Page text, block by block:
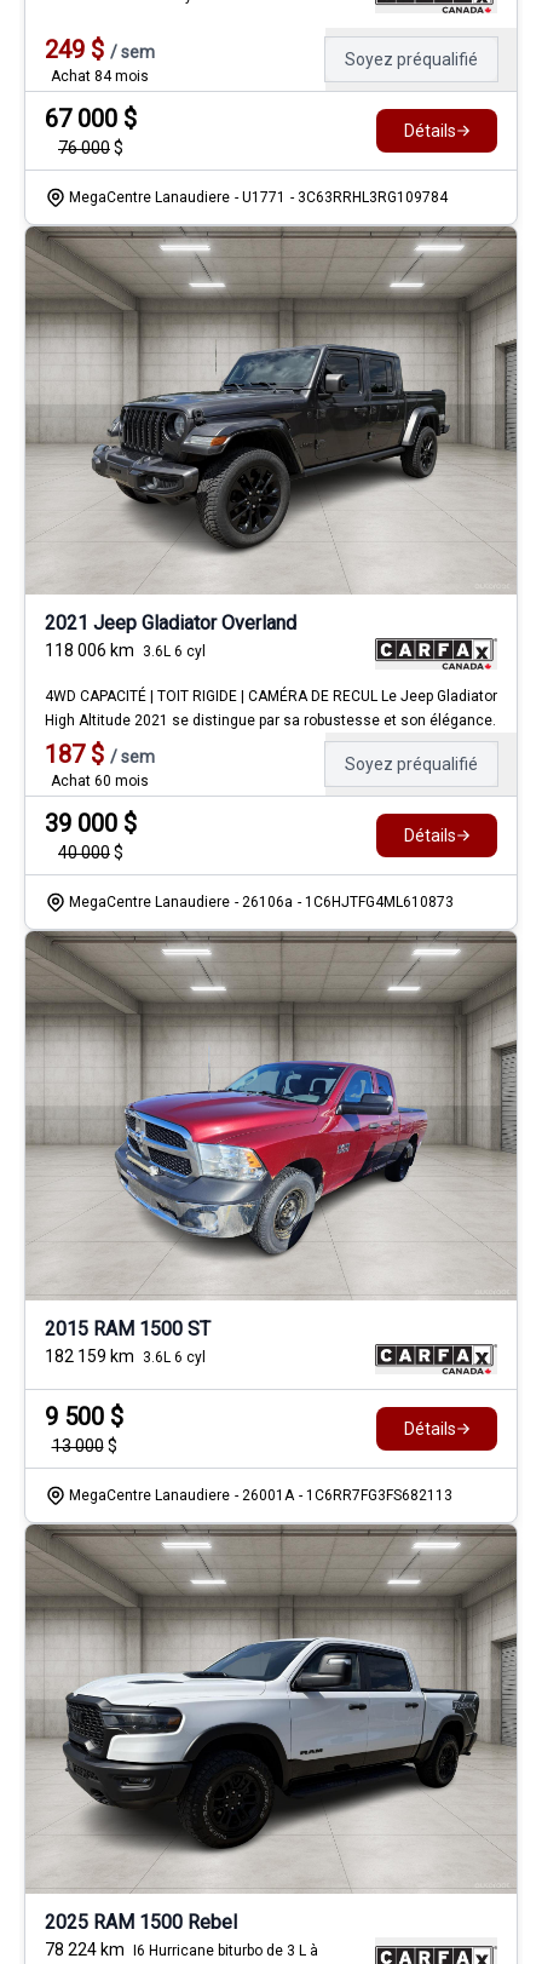
249 $ /sem
Achat 84 mois
Soyez préqualifié
67 000 $
76 000$
Détails
MegaCentre Lanaudiere - U1771 - 3C63RRHL3RG109784
2021 Jeep Gladiator Overland
118 006 km 3.6L 6 cyl
4WD CAPACITÉ | TOIT RIGIDE | CAMÉRA DE RECUL Le Jeep Gladiator
High Altitude 2021 se distingue par sa robustesse et son élégance.
187$ /sem
Achat 60 mois
Soyez préqualifié
39 000 $
40 000$
Détails
MegaCentre Lanaudiere - 26106a - 1C6HJTFG4ML610873
2015 RAM 1500 ST
182 159 km 3.6L 6 cyl
9 500 $
13 000$
Détails
MegaCentre Lanaudiere - 26001A - 1C6RR7FG3FS682113
2025 RAM 1500 Rebel
78 224 km I6 Hurricane biturbo de 3 L à